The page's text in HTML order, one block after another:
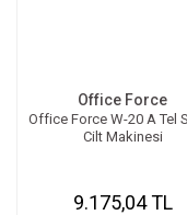
Office Force
Office Force W-20 A Tel
Cilt Makinesi
9.175,04 TL